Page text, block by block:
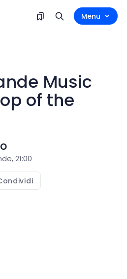
Menu
Music
of the
21:00